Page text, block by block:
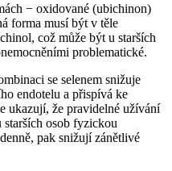
−⁠ oxidované (ubichinon)
forma musí být v těle
což může být u starších
problematické.
se selenem snižuje
endotelu a přispívá ke
ukazují, že pravidelné užívání
osob fyzickou
pak snižují zánětlivé